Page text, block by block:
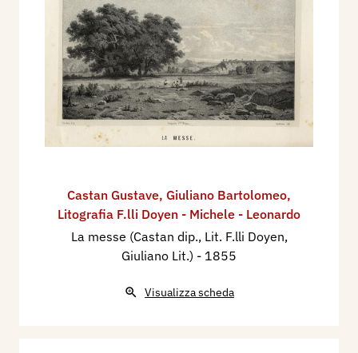
Castan Gustave, Giuliano Bartolomeo,
Litografia F.lli Doyen - Michele - Leonardo
La messe (Castan dip., Lit. F.lli Doyen,
Giuliano Lit.) - 1855
Visualizza scheda